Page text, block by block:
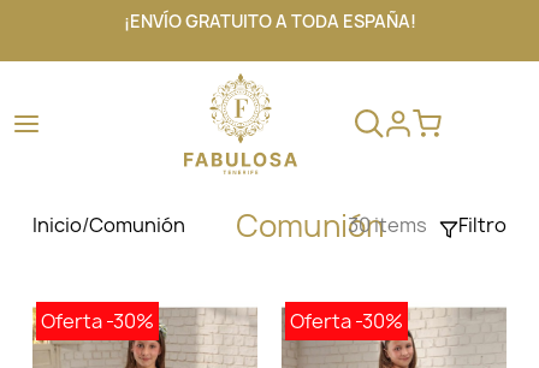
¡ENVÍO GRATUITO A TODA ESPAÑA!
Inicio/Comunión Comunión30 items Filtro
Oferta-30% Oferta-30%